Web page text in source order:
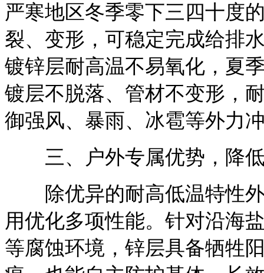
严寒地区冬季零下三四十度
裂、变形，可稳定完成给排
镀锌层耐高温不易氧化，夏
镀层不脱落、管材不变形，
御强风、暴雨、冰雹等外力
三、户外专属优势，降低
除优异的耐高低温特性外
用优化多项性能。针对沿海
等腐蚀环境，锌层具备牺牲